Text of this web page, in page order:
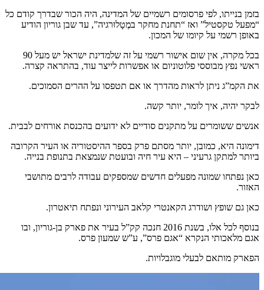
בזמן בנייתו, לפי פרסומים רשמיים של המדינה, היה הכור שבדרך קודם כל
“מפעל טקסטיל” ואז “תחנת מחקר במֶטָלוּרגיה”, עד שבן גוריון הודיע
באופן רשמי על קיומו של המכון.
בכל מקרה, אין שום אישור רשמי על זה שלמדינת ישראל יש מעל 90
ראשי נפץ מבוססי פלוטוניום או אפשרות לייצר עוד, בהתראה קצרה.
את הקמ”ג ניתן לראות מהדרך או אם תטפסו על ההרים הסמוכים.
לבקר יהיה, איך לומר, יותר קשה.
אנשים ששומרים על מתקנים סודיים לא ידועים בהכנסת אורחים לבבית.
דימונה היא, כמובן, יותר מסתם פרק בספר ההיסטוריה או העיר הקרובה
ביותר למתקן גרעיני – היא עיר חיה ובועטת שנמצאת בתנופת בנייה.
כאן נפתחו שמונה מפעלים חדשים שמספקים עבודה לרבים מתושבי
האזור.
כאן גם שופץ ושודרג הקאנטרי קלאב העירוני ונפתח תיאטרון.
בנוסף לכל אלו, בשנת 2016 חנכה קק”ל בעיר את פארק בן-גוריון, ובו
אגם מלאכותי הנקרא “אגם פרס”, ע”ש שמעון פרס.
הפארק מותאם לבעלי מוגבלויות.